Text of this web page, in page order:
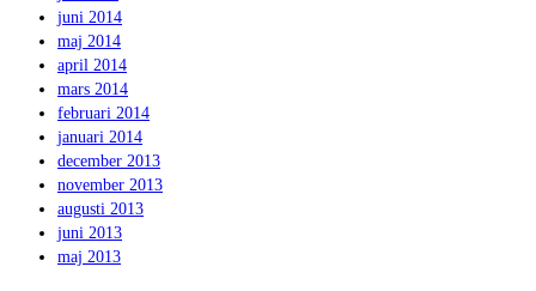
juni 2014
maj 2014
april 2014
mars 2014
februari 2014
januari 2014
december 2013
november 2013
augusti 2013
juni 2013
maj 2013